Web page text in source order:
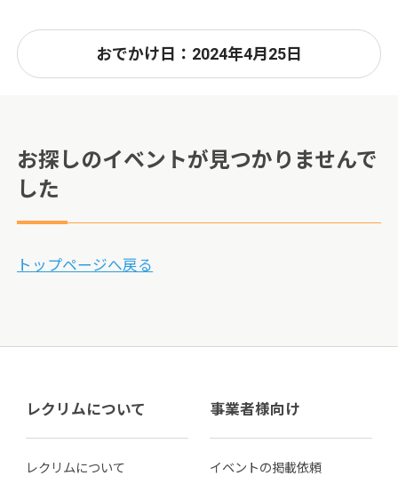
おでかけ日：2024年4月25日
お探しのイベントが見つかりませんで
した
トップページへ戻る
レクリムについて
レクリムについて
事業者様向け
イベントの掲載依頼